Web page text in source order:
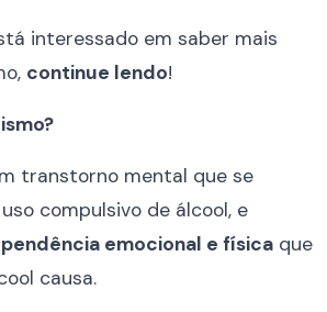
interessado em saber mais
continue lendo!
transtorno mental que se
compulsivo de álcool, e
emocional e física que
causa.